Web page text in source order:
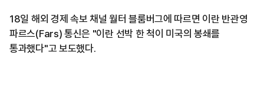
18일 해외 경제 속보 채널 월터 블룸버그에 따르면 이란 반관영
파르스(Fars) 통신은 "이란 선박 한 척이 미국의 봉쇄를
통과했다"고 보도했다.